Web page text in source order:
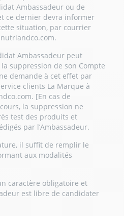
Ambassadeur ou de
ce dernier devra informer
situation, par courrier
.
Ambassadeur peut
suppression de son Compte
demande à cet effet par
clients La Marque à
. [En cas de
la suppression ne
test des produits et
par l’Ambassadeur.
il suffit de remplir le
aux modalités
caractère obligatoire et
est libre de candidater